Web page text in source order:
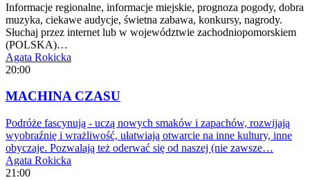
Informacje regionalne, informacje miejskie, prognoza pogody, dobra
muzyka, ciekawe audycje, świetna zabawa, konkursy, nagrody.
Słuchaj przez internet lub w województwie zachodniopomorskiem
(POLSKA)…
Agata Rokicka
20:00
MACHINA CZASU
Podróże fascynują - uczą nowych smaków i zapachów, rozwijają
wyobraźnię i wrażliwość, ułatwiają otwarcie na inne kultury, inne
obyczaje. Pozwalają też oderwać się od naszej (nie zawsze…
Agata Rokicka
21:00